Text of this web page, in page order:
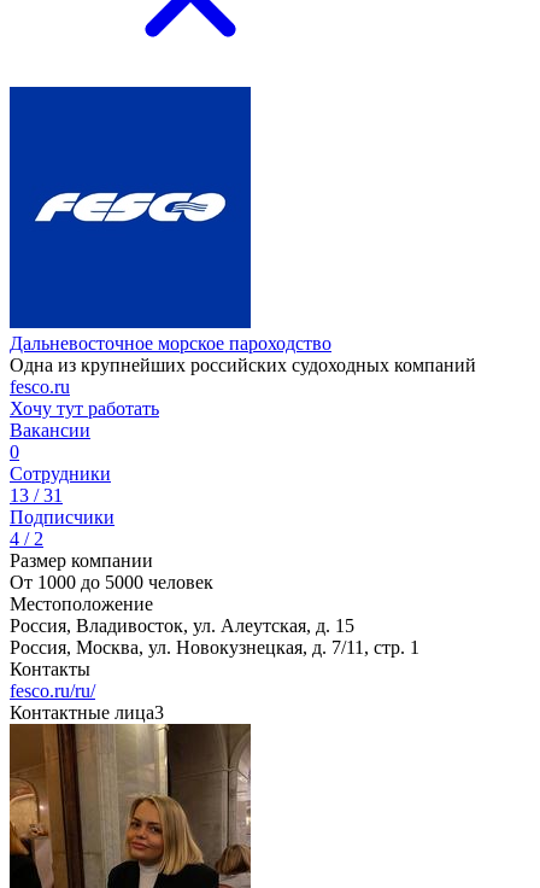
Дальневосточное морское пароходство
Одна из крупнейших российских судоходных компаний
fesco.ru
Хочу тут работать
Вакансии
0
Сотрудники
13 / 31
Подписчики
4 / 2
Размер компании
От 1000 до 5000 человек
Местоположение
Россия, Владивосток, ул. Алеутская, д. 15
Россия, Москва, ул. Новокузнецкая, д. 7/11, стр. 1
Контакты
fesco.ru/ru/
Контактные лица3